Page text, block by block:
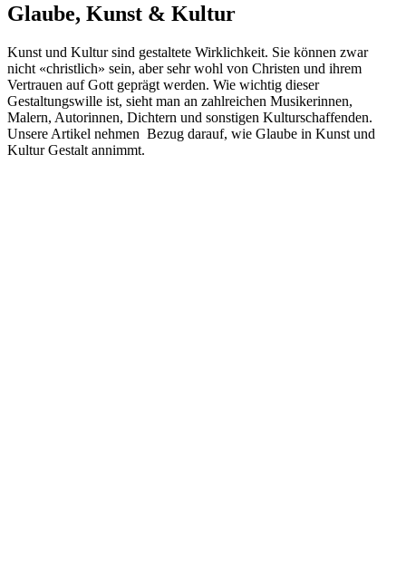
Glaube, Kunst & Kultur
Kunst und Kultur sind gestaltete Wirklichkeit. Sie können zwar
nicht «christlich» sein, aber sehr wohl von Christen und ihrem
Vertrauen auf Gott geprägt werden. Wie wichtig dieser
Gestaltungswille ist, sieht man an zahlreichen Musikerinnen,
Malern, Autorinnen, Dichtern und sonstigen Kulturschaffenden.
Unsere Artikel nehmen Bezug darauf, wie Glaube in Kunst und
Kultur Gestalt annimmt.